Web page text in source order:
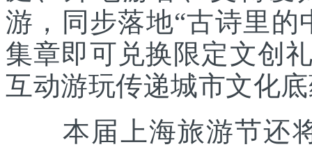
游，同步落地“古诗里
集章即可兑换限定文创
互动游玩传递城市文化
本届上海旅游节还将